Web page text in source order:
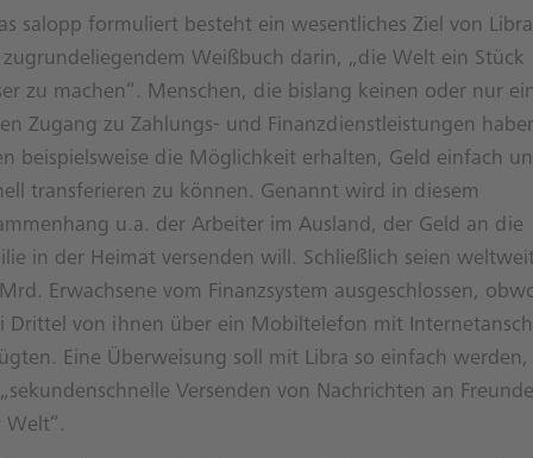
salopp formuliert besteht ein wesentliches Ziel von Libra
Weißbuch darin, „die Welt ein Stück
zu machen“. Menschen, die bislang keinen oder nur
Zugang zu Zahlungs- und Finanzdienstleistungen
beispielsweise die Möglichkeit erhalten, Geld einfach
transferieren zu können. Genannt wird in diesem
u.a. der Arbeiter im Ausland, der Geld an die
in der Heimat versenden will. Schließlich seien
Erwachsene vom Finanzsystem ausgeschlossen,
Drittel von ihnen über ein Mobiltelefon mit
Eine Überweisung soll mit Libra so einfach
Versenden von Nachrichten an
Welt“.